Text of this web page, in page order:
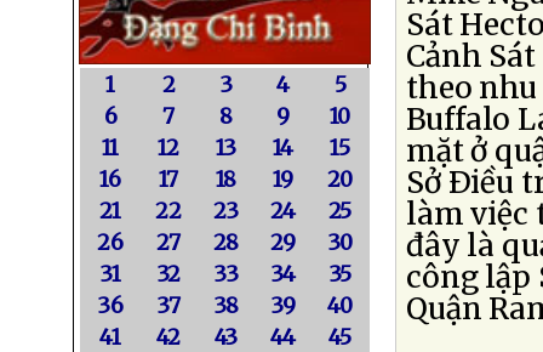
1 2 3 4
5
6
7 8 9
10
11
12 13 14
15
16
17 18 19
20
21
22 23 24
25
26
27 28 29
30
31
32 33 34
35
36
37 38 39
40
41
42 43 44
45
Sát
Cảnh
theo nhu
Buffalo
mặt ở
Sở Ðiều
làm việc
đây là
công lập
Quận